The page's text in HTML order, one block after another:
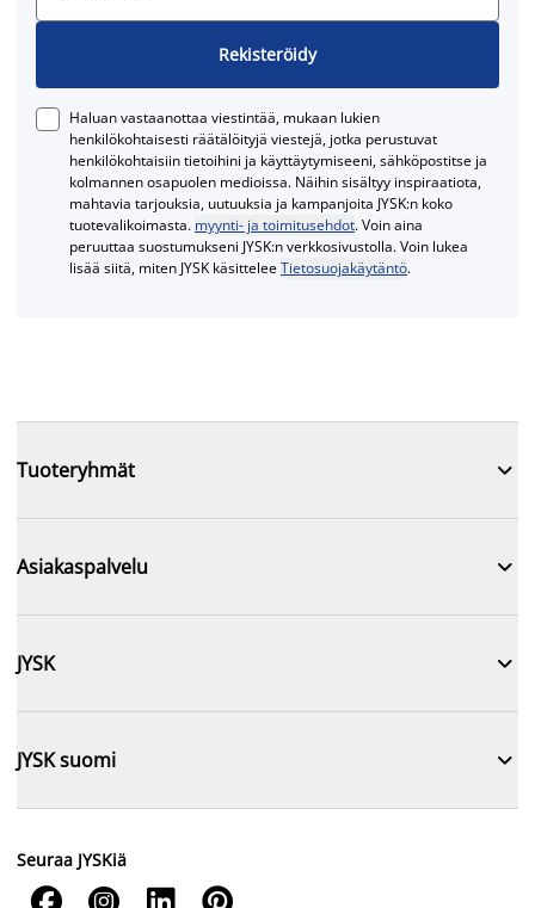
Rekisteröidy
Haluan vastaanottaa viestintää, mukaan lukien
henkilökohtaisesti räätälöityjä viestejä, jotka perustuvat
henkilökohtaisiin tietoihini ja käyttäytymiseeni, sähköpostitse ja
kolmannen osapuolen medioissa. Näihin sisältyy inspiraatiota,
mahtavia tarjouksia, uutuuksia ja kampanjoita JYSK:n koko
tuotevalikoimasta. myynti- ja toimitusehdot. Voin aina
peruuttaa suostumukseni JYSK:n verkkosivustolla. Voin lukea
lisää siitä, miten JYSK käsitteleeTietosuojakäytäntö.
Tuoteryhmät 
Asiakaspalvelu 
JYSK 
JYSK suomi 
Seuraa JYSKiä